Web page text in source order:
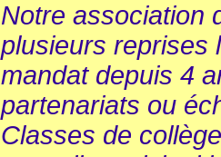
Notre association
plusieurs reprises
mandat depuis 4
partenariats ou
Classes de